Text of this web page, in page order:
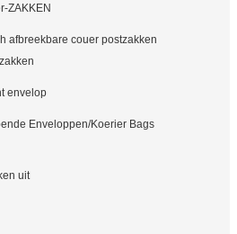
ZAKKEN
afbreekbare couer postzakken
envelop
Enveloppen/Koerier Bags
uit